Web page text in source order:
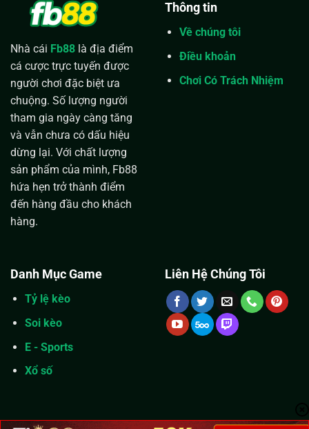
Nhà cái Fb88 là địa điểm
cá cược trực tuyến được
người chơi đặc biệt ưa
chuộng. Số lượng người
tham gia ngày càng tăng
và vẫn chưa có dấu hiệu
dừng lại. Với chất lượng
sản phẩm của mình, Fb88
hứa hẹn trở thành điểm
đến hàng đầu cho khách
hàng.
Thông tin
Về chúng tôi
Điều khoản
Chơi Có Trách Nhiệm
Danh Mục Game
Tỷ lệ kèo
Soi kèo
E - Sports
Xổ số
Liên Hệ Chúng Tôi